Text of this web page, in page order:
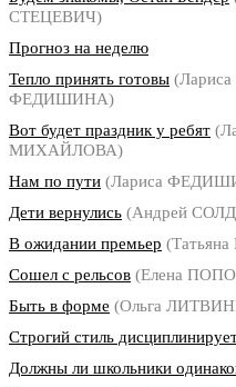
СТЕЦЕВИЧ)
Прогноз на неделю
Тепло принять готовы (Лариса
ФЕДИШИНА)
Вот будет праздник у ребят
МИХАЙЛОВА)
Нам по пути (Лариса
Дети вернулись (Андрей
В ожидании премьер
Сошел с рельсов (Елена
Быть в форме (Ольга
Строгий стиль
Должны ли школьники